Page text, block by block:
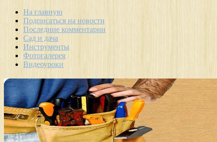
На главную
Подписаться на новости
Последние комментарии
Сад и дача
Инструменты
Фотогалерея
Видеоуроки